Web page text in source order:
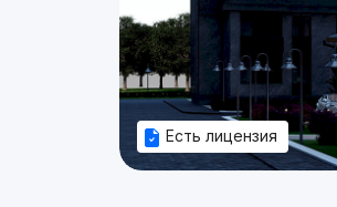
Есть лицензия